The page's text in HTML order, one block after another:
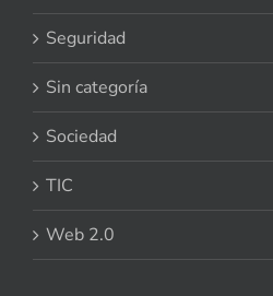
Seguridad
Sin categoría
Sociedad
TIC
Web 2.0